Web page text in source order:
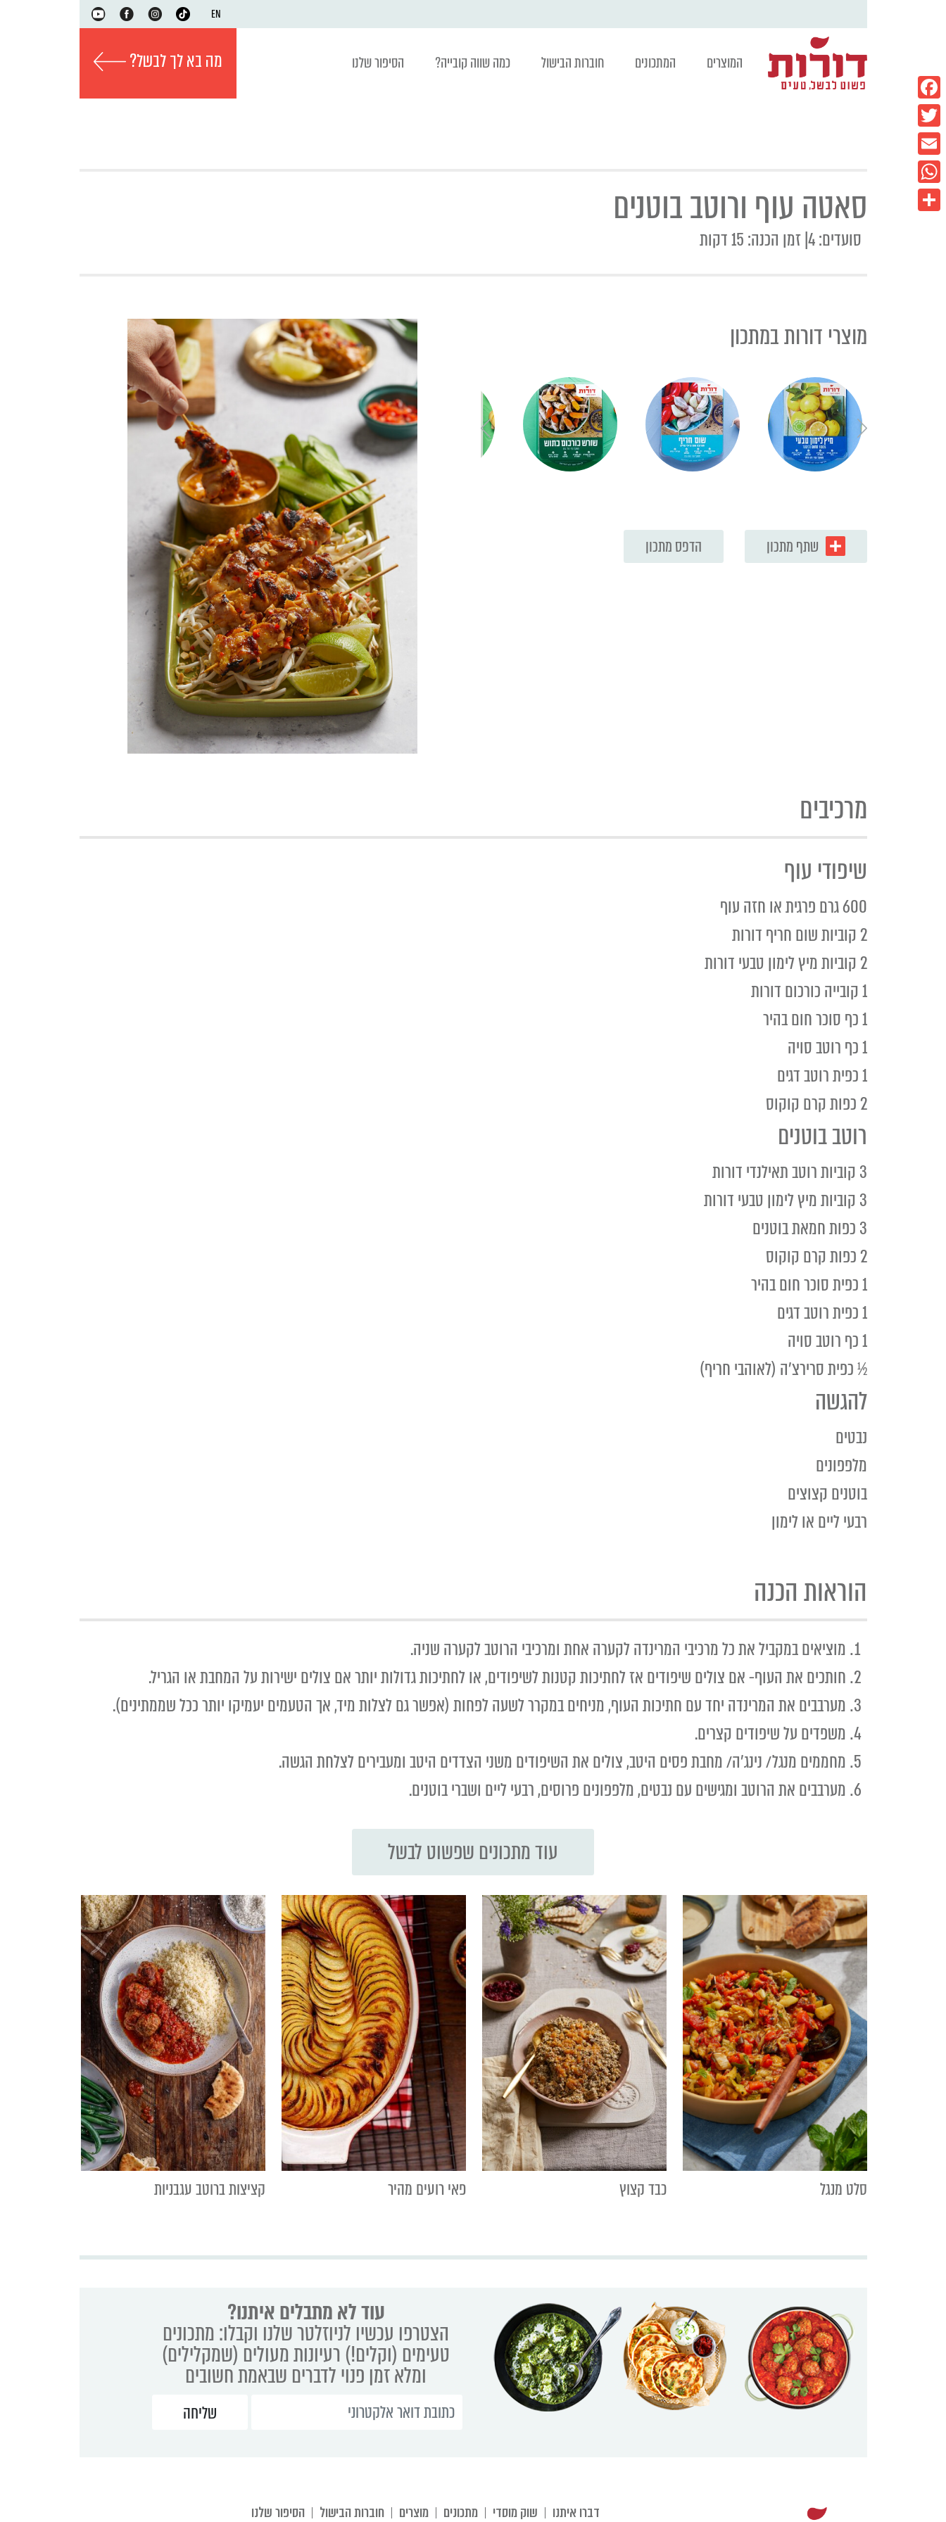
EN
המוצרים המתכונים חוברות הבישול כמה שווה קובייה? הסיפור שלנו מה בא לך לבשל?
סאטה עוף ורוטב בוטנים
סועדים: 4| זמן הכנה: 15 דקות
מוצרי דורות במתכון
הדפס מתכון שתף מתכון
מרכיבים
שיפודי עוף
600 גרם פרגית או חזה עוף
2 קוביות שום חריף דורות
2 קוביות מיץ לימון טבעי דורות
1 קובייה כורכום דורות
1 כף סוכר חום בהיר
1 כף רוטב סויה
1 כפית רוטב דגים
2 כפות קרם קוקוס
רוטב בוטנים
3 קוביות רוטב תאילנדי דורות
3 קוביות מיץ לימון טבעי דורות
3 כפות חמאת בוטנים
2 כפות קרם קוקוס
1 כפית סוכר חום בהיר
1 כפית רוטב דגים
1 כף רוטב סויה
½ כפית סרירצ'ה (לאוהבי חריף)
להגשה
נבטים
מלפפונים
בוטנים קצוצים
רבעי ליים או לימון
הוראות הכנה
מוציאים במקביל את כל מרכיבי המרינדה לקערה אחת ומרכיבי הרוטב לקערה שניה.
חותכים את העוף- אם צולים שיפודים אז לחתיכות קטנות לשיפודים, או לחתיכות גדולות יותר אם צולים ישירות על המחבת או הגריל.
מערבבים את המרינדה יחד עם חתיכות העוף, מניחים במקרר לשעה לפחות (אפשר גם לצלות מיד, אך הטעמים יעמיקו יותר ככל שממתינים).
משפדים על שיפודים קצרים.
מחממים מנגל/ נינג'ה/ מחבת פסים היטב, צולים את השיפודים משני הצדדים היטב ומעבירים לצלחת הגשה.
מערבבים את הרוטב ומגישים עם נבטים, מלפפונים פרוסים, רבעי ליים ושברי בוטנים.
עוד מתכונים שפשוט לבשל
סלט מנגל כבד קצוץ פאי רועים מהיר קציצות ברוטב עגבניות
עוד לא מתבלים איתנו?
הצטרפו עכשיו לניוזלטר שלנו וקבלו: מתכונים
טעימים (וקלים!) רעיונות מעולים (שמקלילים)
ומלא זמן פנוי לדברים שבאמת חשובים
דברו איתנו שוק מוסדי מתכונים מוצרים חוברות הבישול הסיפור שלנו
Facebook
Twitter
Email
WhatsApp